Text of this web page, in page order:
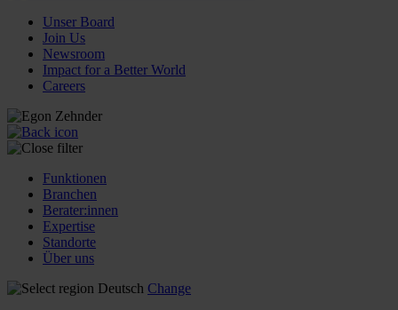
Unser Board
Join Us
Newsroom
Impact for a Better World
Careers
Funktionen
Branchen
Berater:innen
Expertise
Standorte
Über uns
Deutsch Change